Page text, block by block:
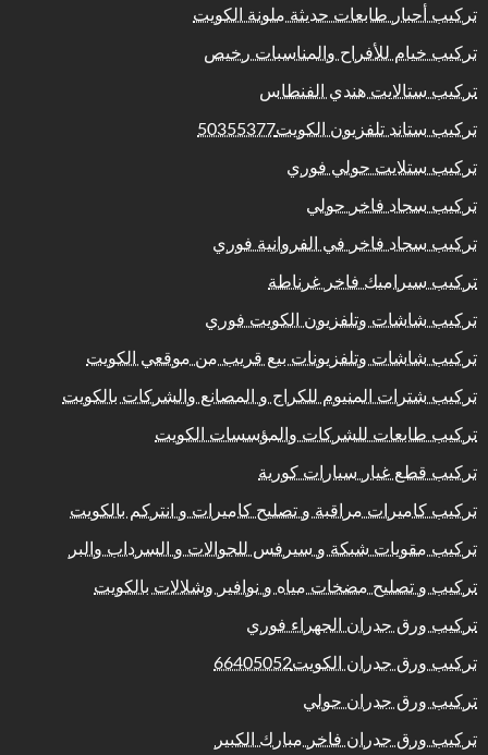
تركيب أحبار طابعات حديثة ملونة الكويت
تركيب خيام للأفراح والمناسبات رخيص
تركيب ستالايت هندي الفنطاس
تركيب ستاند تلفزيون الكويت50355377
تركيب ستلايت حولي فوري
تركيب سجاد فاخر حولي
تركيب سجاد فاخر في الفروانية فوري
تركيب سيراميك فاخر غرناطة
تركيب شاشات وتلفزيون الكويت فوري
تركيب شاشات وتلفزيونات بيع قريب من موقعي الكويت
تركيب شترات المنيوم للكراج و المصانع والشركات بالكويت
تركيب طابعات للشركات والمؤسسات الكويت
تركيب قطع غيار سيارات كورية
تركيب كاميرات مراقبة و تصليح كاميرات و انتركم بالكويت
تركيب مقويات شبكة و سيرفس للجوالات و السرداب والبر
تركيب و تصليح مضخات مياه و نوافير وشلالات بالكويت
تركيب ورق جدران الجهراء فوري
تركيب ورق جدران الكويت66405052
تركيب ورق جدران حولي
تركيب ورق جدران فاخر مبارك الكبير